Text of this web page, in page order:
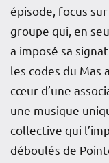
épisode, focus sur
groupe qui, en
a imposé sa
les codes du Mas
cœur d’une
une musique
collective qui
déboulés de